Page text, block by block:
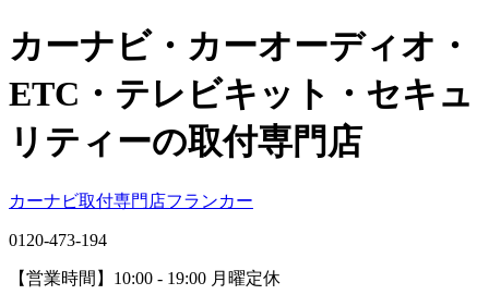
カーナビ・カーオーディオ・
ETC・テレビキット・セキュ
リティーの取付専門店
カーナビ取付専⾨店フランカー
0120-473-194
【営業時間】 10:00 - 19:00 月曜定休